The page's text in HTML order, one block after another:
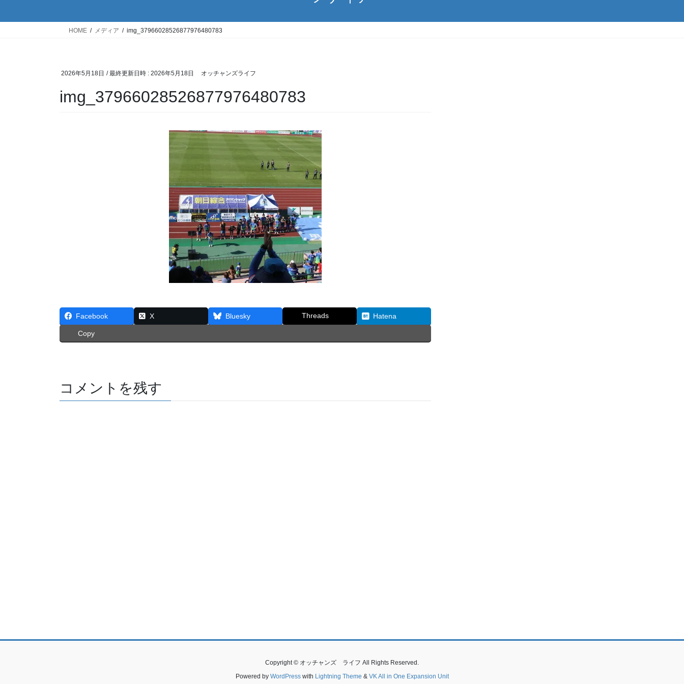
HOME メディア img_37966028526877976480783
2026年5月18日 / 最終更新日時 : 2026年5月18日 オッチャンズライフ
img_37966028526877976480783
Facebook X Bluesky Threads Hatena
Copy
コメントを残す
Copyright © オッチャンズ ライフ All Rights Reserved.
Powered by WordPresswith Lightning Theme & VK All in One Expansion Unit